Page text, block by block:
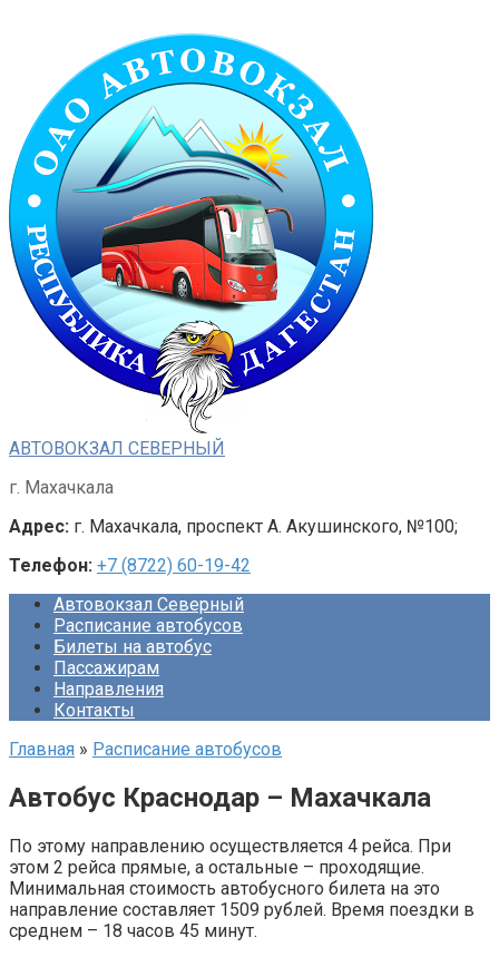
АВТОВОКЗАЛ СЕВЕРНЫЙ
г. Махачкала
Адрес: г. Махачкала, проспект А. Акушинского, №100;
Телефон: +7 (8722) 60-19-42
Автовокзал Северный
Расписание автобусов
Билеты на автобус
Пассажирам
Направления
Контакты
Главная » Расписание автобусов
Автобус Краснодар – Махачкала
По этому направлению осуществляется 4 рейса. При
этом 2 рейса прямые, а остальные – проходящие.
Минимальная стоимость автобусного билета на это
направление составляет 1509 рублей. Время поездки в
среднем – 18 часов 45 минут.